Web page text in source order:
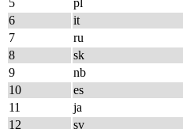
6
it
7
ru
8
sk
9
nb
10
es
11
ja
12
sv